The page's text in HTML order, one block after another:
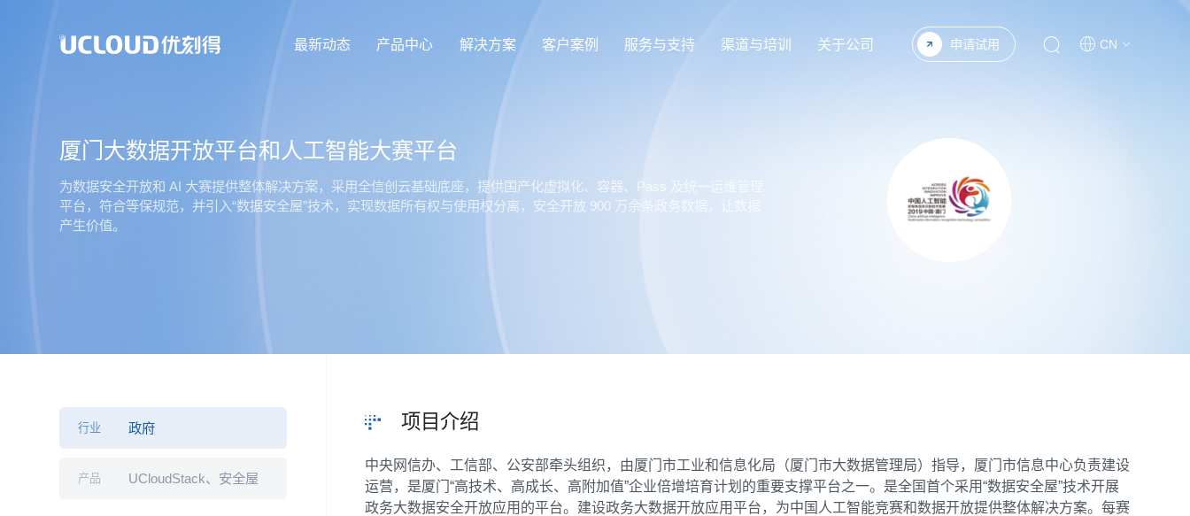
最新动态 产品中心 解决方案 客户案例 服务与支持 渠道与培训 关于公司 申请试用 CN
厦门大数据开放平台和人工智能大赛平台
为数据安全开放和 AI 大赛提供整体解决方案，采用全信创云基础底座，提供国产化虚拟化、容器、Pass 及统一运维管理
平台，符合等保规范，并引入“数据安全屋”技术，实现数据所有权与使用权分离，安全开放 900 万余条政务数据，让数据
产生价值。
行业 政府
产品 UCloudStack、安全屋
项目介绍
中央网信办、工信部、公安部牵头组织，由厦门市工业和信息化局（厦门市大数据管理局）指导，厦门市信息中心负责建设
运营，是厦门“高技术、高成长、高附加值”企业倍增培育计划的重要支撑平台之一。是全国首个采用“数据安全屋”技术开展
政务大数据安全开放应用的平台。建设政务大数据开放应用平台，为中国人工智能竞赛和数据开放提供整体解决方案。每赛